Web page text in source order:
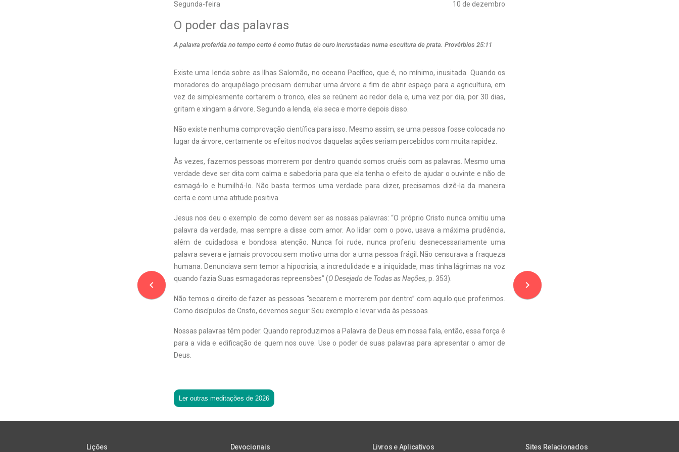
Segunda-feira 10 de dezembro
navigate_before
O poder das palavras
A palavra proferida no tempo certo é como frutas de ouro incrustadas numa escultura de prata. Provérbios 25:11
Existe uma lenda sobre as Ilhas Salomão, no oceano Pacífico, que é, no mínimo, inusitada. Quando os
moradores do arquipélago precisam derrubar uma árvore a fim de abrir espaço para a agricultura, em
vez de simplesmente cortarem o tronco, eles se reúnem ao redor dela e, uma vez por dia, por 30 dias,
gritam e xingam a árvore. Segundo a lenda, ela seca e morre depois disso.
Não existe nenhuma comprovação científica para isso. Mesmo assim, se uma pessoa fosse colocada no
lugar da árvore, certamente os efeitos nocivos daquelas ações seriam percebidos com muita rapidez.
Às vezes, fazemos pessoas morrerem por dentro quando somos cruéis com as palavras. Mesmo uma
verdade deve ser dita com calma e sabedoria para que ela tenha o efeito de ajudar o ouvinte e não de
esmagá-lo e humilhá-lo. Não basta termos uma verdade para dizer, precisamos dizê-la da maneira
certa e com uma atitude positiva.
Jesus nos deu o exemplo de como devem ser as nossas palavras: “O próprio Cristo nunca omitiu uma
palavra da verdade, mas sempre a disse com amor. Ao lidar com o povo, usava a máxima prudência,
além de cuidadosa e bondosa atenção. Nunca foi rude, nunca proferiu desnecessariamente uma
palavra severa e jamais provocou sem motivo uma dor a uma pessoa frágil. Não censurava a fraqueza
humana. Denunciava sem temor a hipocrisia, a incredulidade e a iniquidade, mas tinha lágrimas na voz
quando fazia Suas esmagadoras repreensões” (O Desejado de Todas as Nações, p. 353).
Não temos o direito de fazer as pessoas “secarem e morrerem por dentro” com aquilo que proferimos.
Como discípulos de Cristo, devemos seguir Seu exemplo e levar vida às pessoas.
Nossas palavras têm poder. Quando reproduzimos a Palavra de Deus em nossa fala, então, essa força é
para a vida e edificação de quem nos ouve. Use o poder de suas palavras para apresentar o amor de
Deus.
Ler outras meditações de 2026
navigate_next
Lições Devocionais Livros e Aplicativos Sites Relacionados